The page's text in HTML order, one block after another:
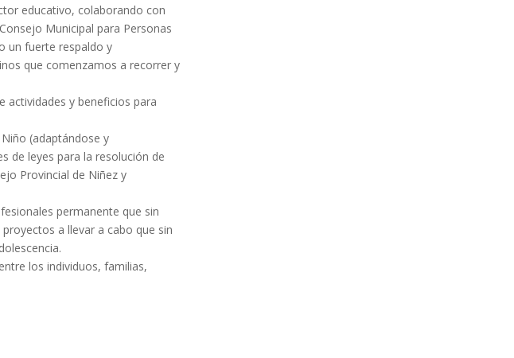
educativo, colaborando con
Municipal para Personas
un fuerte respaldo y
que comenzamos a recorrer y
actividades y beneficios para
(adaptándose y
de leyes para la resolución de
Provincial de Niñez y
permanente que sin
a llevar a cabo que sin
los individuos, familias,